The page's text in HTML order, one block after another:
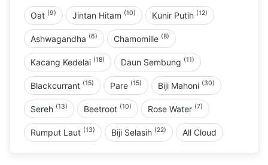
Oat (9) Jintan Hitam (10) Kunir Putih (12)
Ashwagandha (6) Chamomille (8)
Kacang Kedelai (18) Daun Sembung (11)
Blackcurrant (15) Pare (15) Biji Mahoni (30)
Sereh (13) Beetroot (10) Rose Water (7)
Rumput Laut (13) Biji Selasih (22) All Cloud